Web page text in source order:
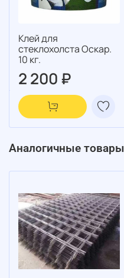
Клей для
стеклохолста Оскар.
10 кг.
2 200 ₽
Аналогичные товары